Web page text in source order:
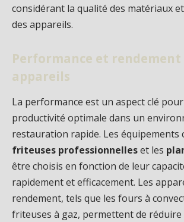
considérant la qualité des matériaux
des appareils.
Performance et rendement
appareils
La performance est un aspect clé
productivité optimale dans un
restauration rapide. Les équipements
friteuses professionnelleset les
être choisis en fonction de leur
rapidement et efficacement. Les
rendement, tels que les fours à
friteuses à gaz, permettent de réduire